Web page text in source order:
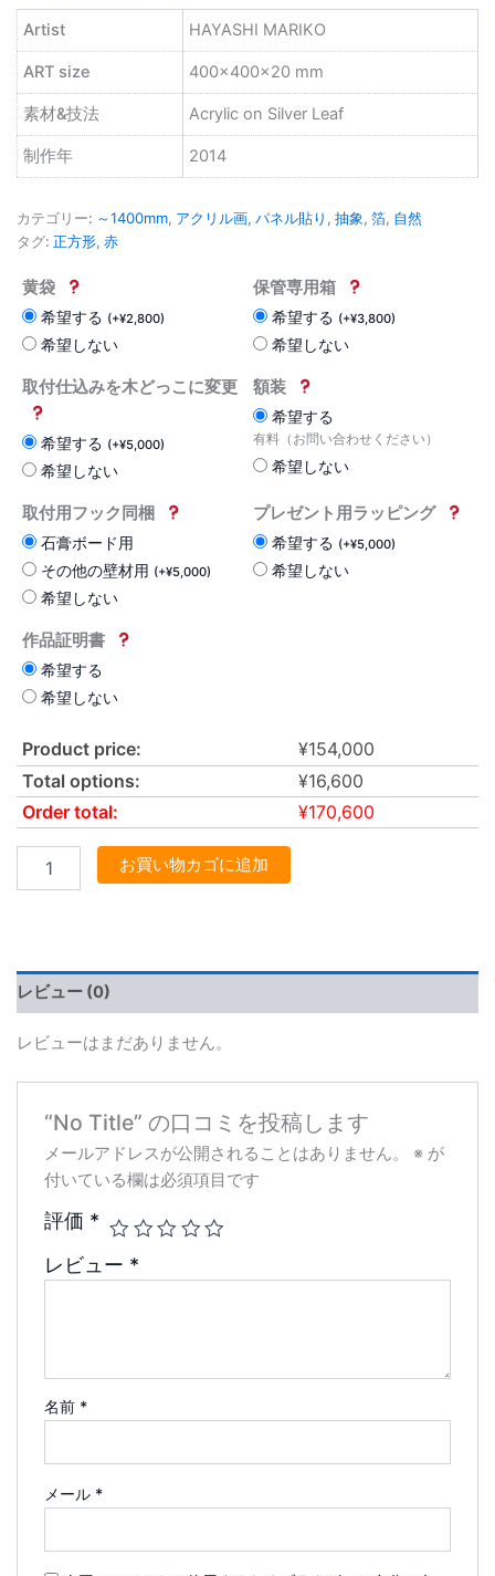
Artist HAYASHI MARIKO
ART size 400×400×20 mm
素材&技法 Acrylic on Silver Leaf
制作年 2014
カテゴリー: ～1400mm, アクリル画, パネル貼り , 抽象, 箔, 自然
タグ: 正方形, 赤
黄袋
希望する (+¥2,800)
希望しない
保管専用箱
希望する (+¥3,800)
希望しない
取付仕込みを木どっこに変更
希望する (+¥5,000)
希望しない
額装
希望する
有料（お問い合わせください）
希望しない
取付用フック同梱
石膏ボード用
その他の壁材用 (+¥5,000)
希望しない
プレゼント用ラッピング
希望する (+¥5,000)
希望しない
作品証明書
希望する
希望しない
Product price: ¥154,000
Total options:
¥16,600
Order total:
¥170,600
お買い物カゴに追加
レビュー (0)
レビューはまだありません。
“No Title” の口コミを投稿します
メールアドレスが公開されることはありません。 ※ が
付いている欄は必須項目です
評価 *
レビュー *
名前 *
メール *